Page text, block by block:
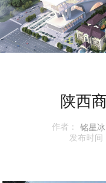
陕西
作者： 铭星
发布时间